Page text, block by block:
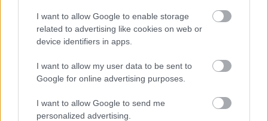
I want to allow Google to enable storage
related to advertising like cookies on web or
device identifiers in apps.
I want to allow my user data to be sent to
Google for online advertising purposes.
I want to allow Google to send me
personalized advertising.